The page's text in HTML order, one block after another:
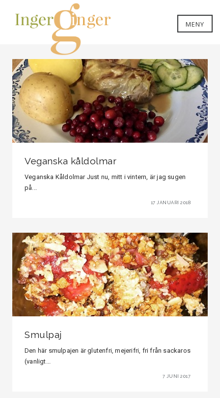
MENY
Veganska kåldolmar
Veganska Kåldolmar Just nu, mitt i vintern, är jag sugen
på...
17 JANUARI 2018
Smulpaj
Den här smulpajen är glutenfri, mejerifri, fri från sackaros
(vanligt...
7 JUNI 2017